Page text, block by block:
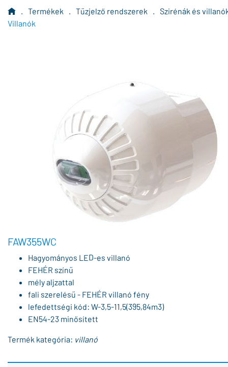
. Termékek . Tűzjelző rendszerek .
Szirénák és
Villanók
FAW355WC
Hagyományos LED-es villanó
FEHÉR színű
mély aljzattal
fali szerelésű - FEHÉR villanó fény
lefedettségi kód: W-3,5-11,5(395,84m3)
EN54-23 minősített
Termék kategória: villanó